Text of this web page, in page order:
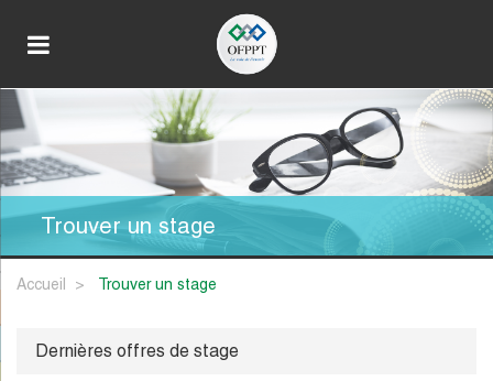
Trouver un stage
Accueil trouver un stage
Dernières offres de stage